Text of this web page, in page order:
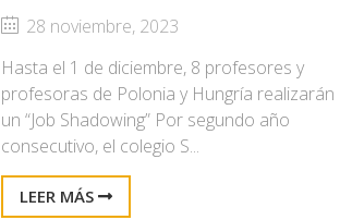
28 noviembre, 2023
Hasta el 1 de diciembre, 8 profesores y
profesoras de Polonia y Hungría realizarán
un “Job Shadowing” Por segundo año
consecutivo, el colegio S...
LEER MÁS